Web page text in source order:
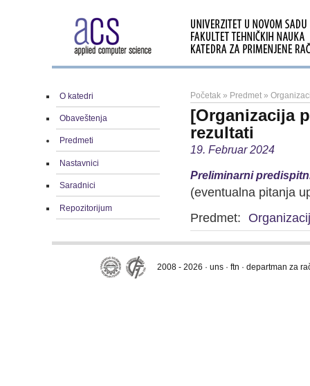
O katedri
Obaveštenja
Predmeti
Nastavnici
Saradnici
Repozitorijum
Početak » Predmet »
[Organizacija
rezultati
19. Februar 2024
Preliminarni
(eventualna pitanja
Predmet:
2008 - 2026 · uns · ftn · departman za